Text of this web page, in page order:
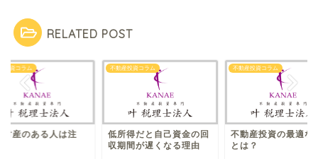
RELATED POST
投資コラム
財産のある人は注
不動産投資コラム
低所得だと自己​資金の回
収期間が遅く​なる理由
不動産投資コラム
不動産投資の最適な
とは？